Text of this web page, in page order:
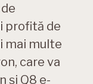
profită de
mai multe
care va
și Q8 e-